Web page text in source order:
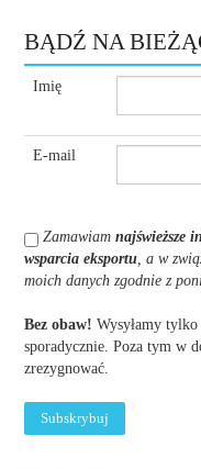
BĄDŹ NA
Imię
E-mail
Zamawiamnajświeższe
wsparcia eksportu, a w
moich danych zgodnie z
Bez obaw! Wysyłamy
sporadycznie. Poza tym w
zrezygnować.